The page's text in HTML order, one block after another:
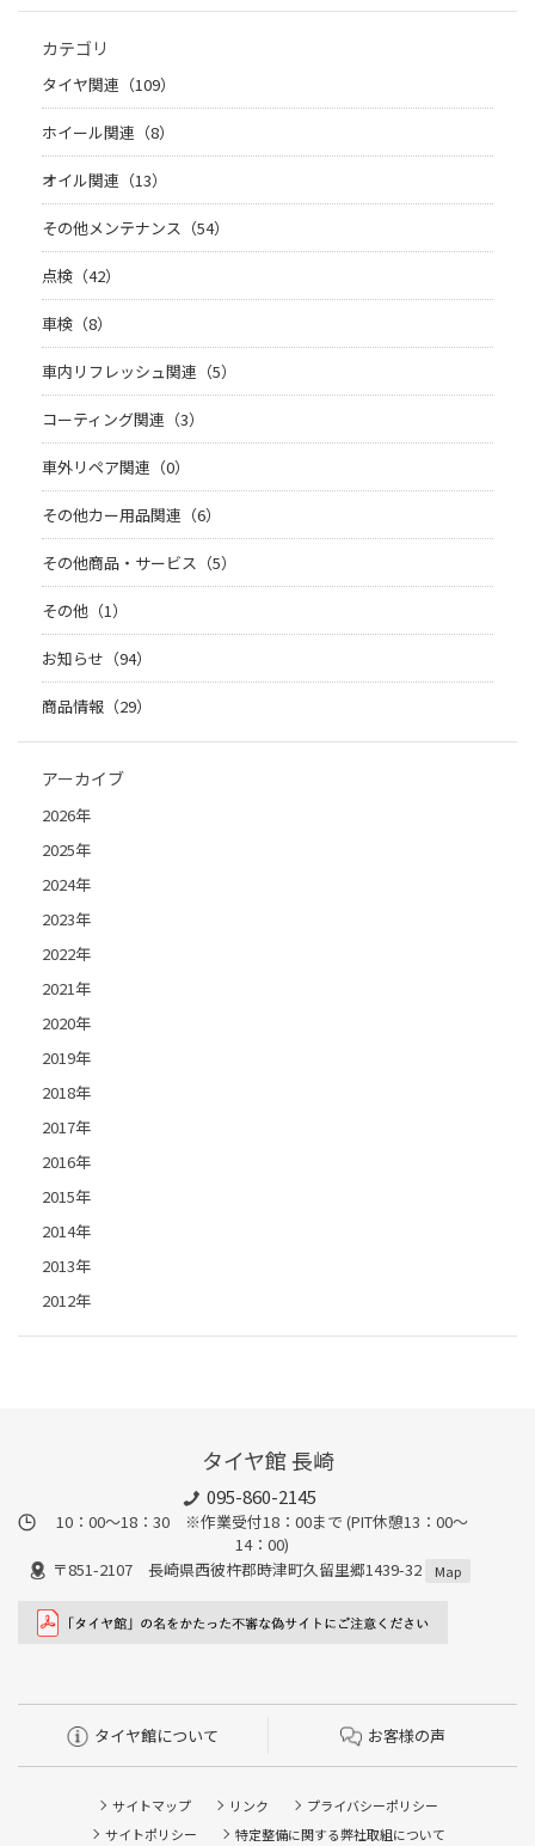
カテゴリ
タイヤ関連（109）
ホイール関連（8）
オイル関連（13）
その他メンテナンス（54）
点検（42）
車検（8）
車内リフレッシュ関連（5）
コーティング関連（3）
車外リペア関連（0）
その他カー用品関連（6）
その他商品・サービス（5）
その他（1）
お知らせ（94）
商品情報（29）
アーカイブ
2026年
2025年
2024年
2023年
2022年
2021年
2020年
2019年
2018年
2017年
2016年
2015年
2014年
2013年
2012年
タイヤ館 長崎
095-860-2145
10：00～18：30 ※作業受付18：00まで (PIT休憩13：00～
14：00)
〒851-2107 長崎県西彼杵郡時津町久留里郷1439-32
Map
タイヤ館について お客様の声
サイトマップ リンク
プライバシーポリシー
サイトポリシー
特定整備に関する弊社取組について